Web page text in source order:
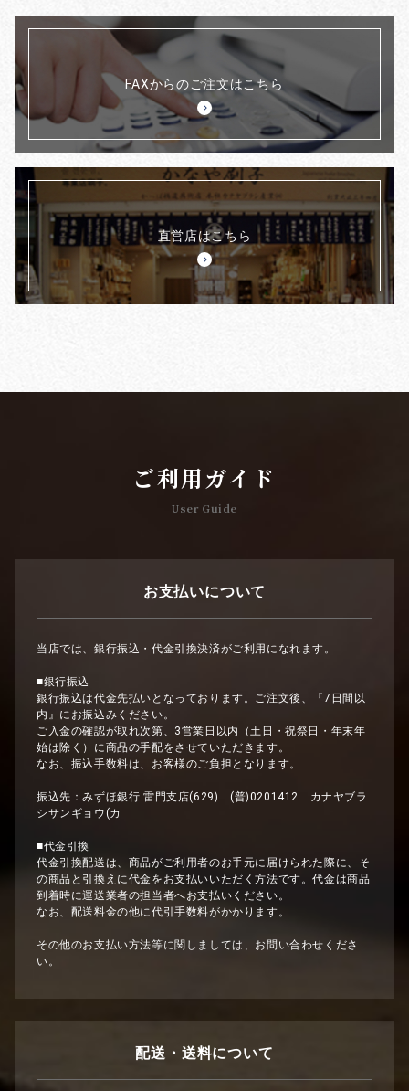
FAXからのご注文はこちら
直営店はこちら
ご利用ガイド
User Guide
お支払いについて
当店では、銀行振込・代金引換決済がご利用になれます。
■銀行振込
銀行振込は代金先払いとなっております。ご注文後、『7日間以
内』にお振込みください。
ご入金の確認が取れ次第、3営業日以内（土日・祝祭日・年末年
始は除く）に商品の手配をさせていただきます。
なお、振込手数料は、お客様のご負担となります。
振込先：みずほ銀行 雷門支店(629) (普)0201412 カナヤブラ
シサンギョウ(カ
■代金引換
代金引換配送は、商品がご利用者のお手元に届けられた際に、そ
の商品と引換えに代金をお支払いいただく方法です。代金は商品
到着時に運送業者の担当者へお支払いください。
なお、配送料金の他に代引手数料がかかります。
その他のお支払い方法等に関しましては、お問い合わせくださ
い。
配送・送料について